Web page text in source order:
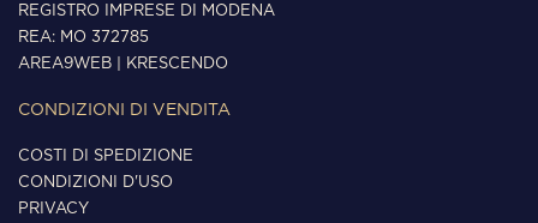
REGISTRO IMPRESE DI MODENA
REA: MO 372785
AREA9WEB
KRESCENDO
CONDIZIONI DI VENDITA
COSTI DI SPEDIZIONE
CONDIZIONI D'USO
PRIVACY